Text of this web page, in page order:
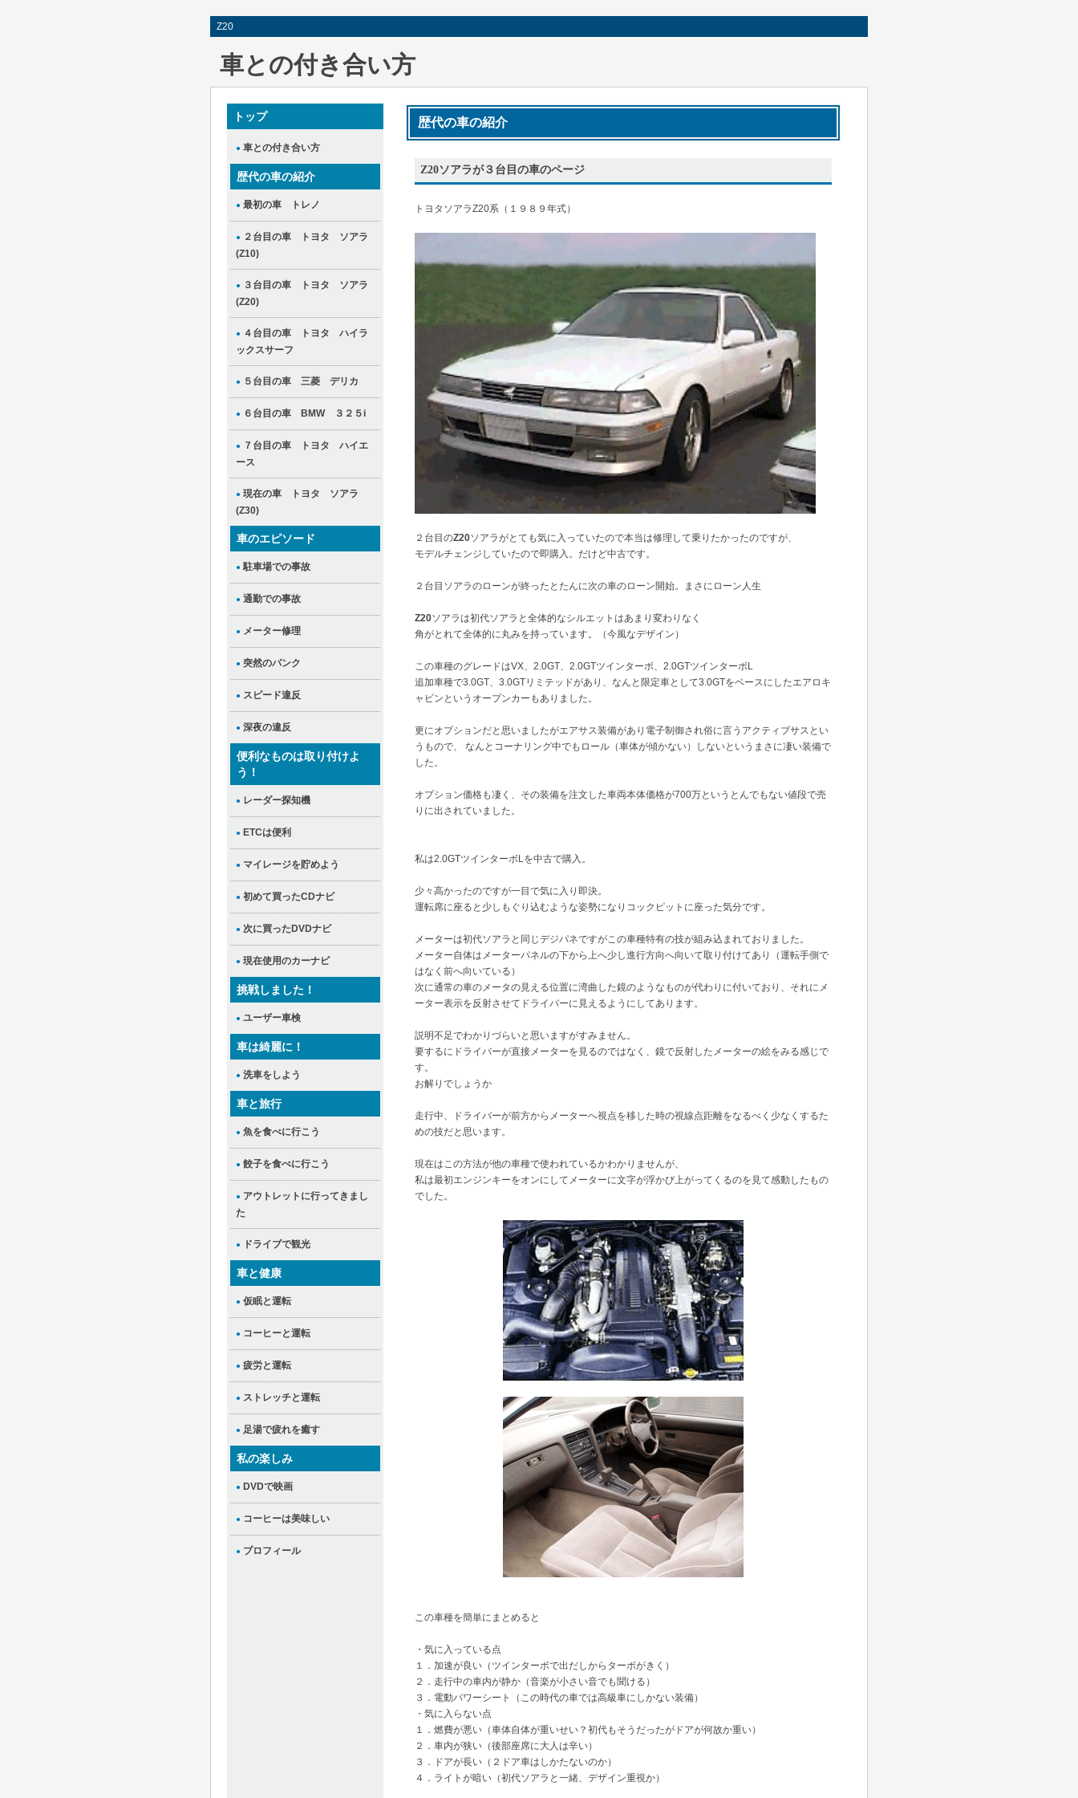
Z20
車との付き合い方
トップ
● 車との付き合い方
歴代の車の紹介
● 最初の車 トレノ
●
２台目の車 トヨタ ソアラ
(Z10)
●
３台目の車 トヨタ ソアラ
(Z20)
● ４台目の車 トヨタ ハイラ
ックスサーフ
● ５台目の車 三菱 デリカ
● ６台目の車 BMW ３２５i
●
７台目の車 トヨタ ハイエ
ース
● 現在の車 トヨタ ソアラ
(Z30)
車のエピソード
● 駐車場での事故
● 通勤での事故
● メーター修理
● 突然のパンク
● スピード違反
● 深夜の違反
便利なものは取り付けよ
う！
● レーダー探知機
● ETCは便利
● マイレージを貯めよう
● 初めて買ったCDナビ
● 次に買ったDVDナビ
● 現在使用のカーナビ
挑戦しました！
● ユーザー車検
車は綺麗に！
● 洗車をしよう
車と旅行
● 魚を食べに行こう
● 餃子を食べに行こう
● アウトレットに行ってきまし
た
● ドライブで観光
車と健康
● 仮眠と運転
● コーヒーと運転
● 疲労と運転
● ストレッチと運転
● 足湯で疲れを癒す
私の楽しみ
● DVDで映画
● コーヒーは美味しい
● プロフィール
歴代の車の紹介
Z20ソアラが３台目の車のページ
トヨタソアラZ20系（１９８９年式）
２台目のZ20ソアラがとても気に入っていたので本当は修理して乗りたかったのですが、
モデルチェンジしていたので即購入。だけど中古です。
２台目ソアラのローンが終ったとたんに次の車のローン開始。まさにローン人生
Z20ソアラは初代ソアラと全体的なシルエットはあまり変わりなく
角がとれて全体的に丸みを持っています。（今風なデザイン）
この車種のグレードはVX、2.0GT、2.0GTツインターボ、2.0GTツインターボL
追加車種で3.0GT、3.0GTリミテッドがあり、なんと限定車として3.0GTをベースにしたエアロキ
ャビンというオープンカーもありました。
更にオプションだと思いましたがエアサス装備があり電子制御され俗に言うアクティブサスとい
うもので、 なんとコーナリング中でもロール（車体が傾かない）しないというまさに凄い装備で
した。
オプション価格も凄く、その装備を注文した車両本体価格が700万というとんでもない値段で売
りに出されていました。
私は2.0GTツインターボLを中古で購入。
少々高かったのですが一目で気に入り即決。
運転席に座ると少しもぐり込むような姿勢になりコックピットに座った気分です。
メーターは初代ソアラと同じデジパネですがこの車種特有の技が組み込まれておりました。
メーター自体はメーターパネルの下から上へ少し進行方向へ向いて取り付けてあり（運転手側で
はなく前へ向いている）
次に通常の車のメータの見える位置に湾曲した鏡のようなものが代わりに付いており、それにメ
ーター表示を反射させてドライバーに見えるようにしてあります。
説明不足でわかりづらいと思いますがすみません。
要するにドライバーが直接メーターを見るのではなく、鏡で反射したメーターの絵をみる感じで
す。
お解りでしょうか
走行中、ドライバーが前方からメーターへ視点を移した時の視線点距離をなるべく少なくするた
めの技だと思います。
現在はこの方法が他の車種で使われているかわかりませんが、
私は最初エンジンキーをオンにしてメーターに文字が浮かび上がってくるのを見て感動したもの
でした。
この車種を簡単にまとめると
・気に入っている点
１．加速が良い（ツインターボで出だしからターボがきく）
２．走行中の車内が静か（音楽が小さい音でも聞ける）
３．電動パワーシート（この時代の車では高級車にしかない装備）
・気に入らない点
１．燃費が悪い（車体自体が重いせい？初代もそうだったがドアが何故か重い）
２．車内が狭い（後部座席に大人は辛い）
３．ドアが長い（２ドア車はしかたないのか）
４．ライトが暗い（初代ソアラと一緒、デザイン重視か）